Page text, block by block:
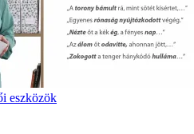
eszközök